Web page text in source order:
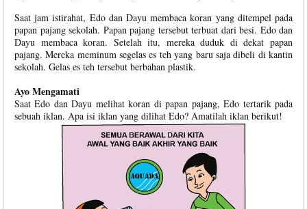
Saat jam istirahat, Edo dan Dayu membaca koran yang ditempel pada
papan pajang sekolah. Papan pajang tersebut terbuat dari besi. Edo dan
Dayu membaca koran. Setelah itu, mereka duduk di dekat papan
pajang. Mereka meminum segelas es teh yang baru saja dibeli di kantin
sekolah. Gelas es teh tersebut berbahan plastik.
Ayo Mengamati
Saat Edo dan Dayu melihat koran di papan pajang, Edo tertarik pada
sebuah iklan. Apa isi iklan yang dilihat Edo? Amatilah iklan berikut!